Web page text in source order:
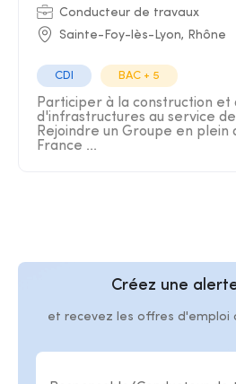
Conducteur de travaux
Sainte-Foy-lès-Lyon, Rhône
CDI BAC + 5
Participer à la construction et
d'infrastructures au service
Rejoindre un Groupe en
France ...
Créez une
et recevez les offres d'emploi